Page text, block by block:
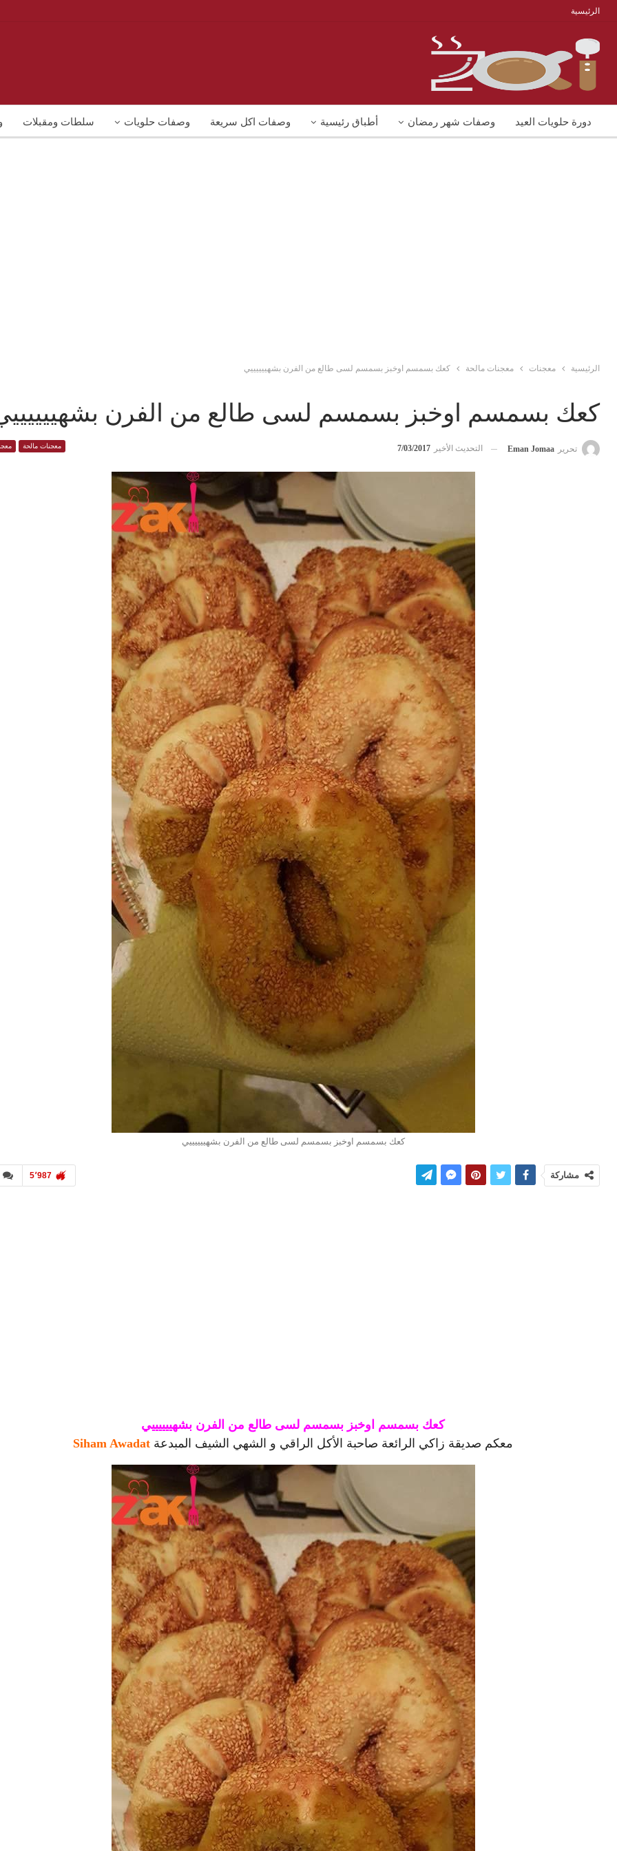
الرئيسية
دورة حلويات العيد وصفات شهر رمضان أطباق رئيسية وصفات اكل سريعة وصفات حلويات سلطات ومقبلات
الرئيسية معجنات معجنات مالحة كعك بسمسم اوخبز بسمسم لسى طالع من الفرن بشهييييييي
كعك بسمسم اوخبز بسمسم لسى طالع من الفرن
معجنات مالحة تحرير Eman Jomaa التحديث الأخير 7/03/2017
كعك بسمسم اوخبز بسمسم لسى طالع من الفرن بشهييييييي
5٬987 مشاركة
كعك بسمسم اوخبز بسمسم لسى طالع من الفرن بشهييييييي
معكم صديقة زاكي الرائعة صاحبة الأكل الراقي و الشهي الشيف المبدعة Siham Awadat